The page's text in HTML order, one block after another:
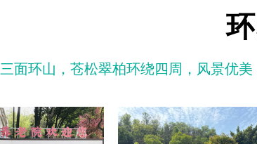
三面环山，苍松翠柏环绕四周，风景优